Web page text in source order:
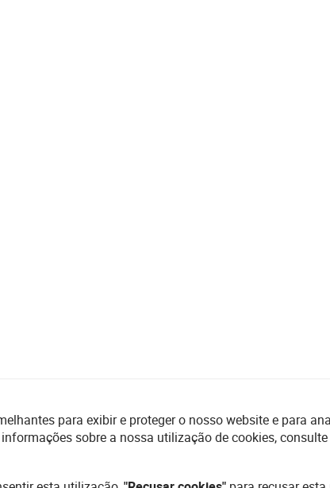
para exibir e proteger o nosso website e para
sobre a nossa utilização de cookies,